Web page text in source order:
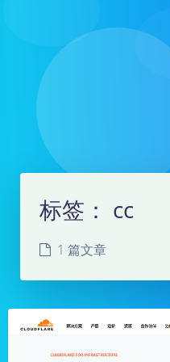
标签： cc
1 篇文章